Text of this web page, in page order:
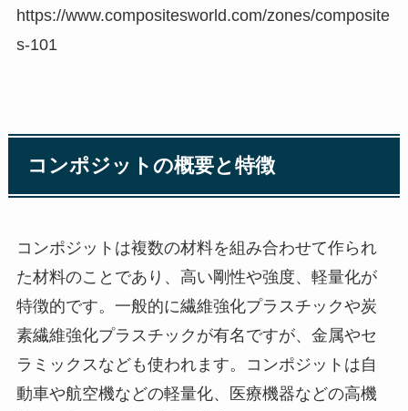
https://www.compositesworld.com/zones/composite
s-101
コンポジットの概要と特徴
コンポジットは複数の材料を組み合わせて作られ
た材料のことであり、高い剛性や強度、軽量化が
特徴的です。一般的に繊維強化プラスチックや炭
素繊維強化プラスチックが有名ですが、金属やセ
ラミックスなども使われます。コンポジットは自
動車や航空機などの軽量化、医療機器などの高機